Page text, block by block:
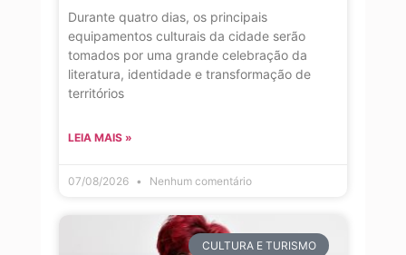
Durante quatro dias, os principais
equipamentos culturais da cidade serão
tomados por uma grande celebração da
literatura, identidade e transformação de
territórios
LEIA MAIS »
07/08/2026 Nenhum comentário
CULTURA E TURISMO